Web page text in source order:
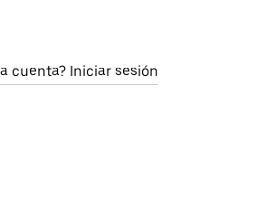
cuenta? Iniciar sesión